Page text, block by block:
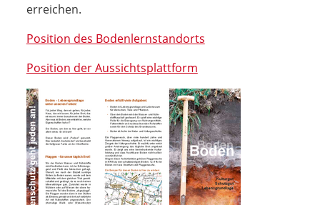
erreichen.
Position des Bodenlernstandorts
Position der Aussichtsplattform